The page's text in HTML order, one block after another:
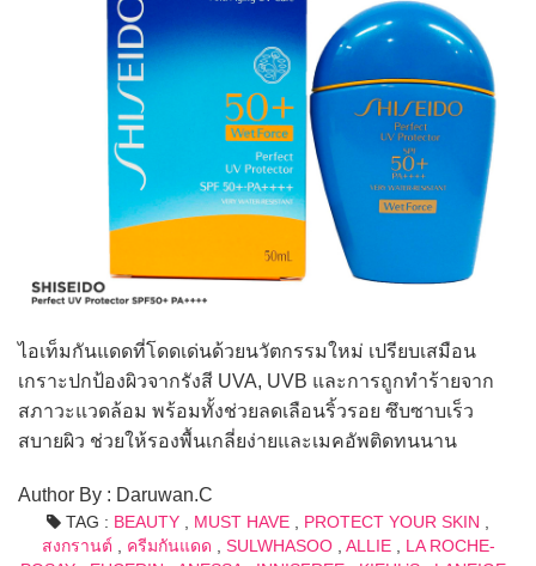
ไอเท็มกันแดดที่โดดเด่นด้วยนวัตกรรมใหม่ เปรียบเสมือน
เกราะปกป้องผิวจากรังสี UVA, UVB และการถูกทำร้ายจาก
สภาวะแวดล้อม พร้อมทั้งช่วยลดเลือนริ้วรอย ซึบซาบเร็ว
สบายผิว ช่วยให้รองพื้นเกลี่ยง่ายและเมคอัพติดทนนาน
Author By : Daruwan.C
TAG : BEAUTY MUST HAVE PROTECT YOUR SKIN
สงกรานต์
ครีมกันแดด SULWHASOO, ALLIE, LA ROCHE-